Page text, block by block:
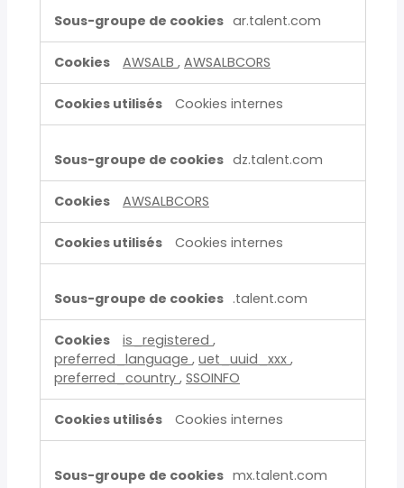
ar.talent.com
AWSALB , AWSALBCORS
Cookies internes
dz.talent.com
AWSALBCORS
Cookies internes
.talent.com
is_registered ,
preferred_language , uet_uuid_xxx ,
preferred_country , SSOINFO
Cookies internes
mx.talent.com